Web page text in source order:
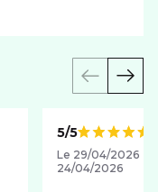
Note de
5/5
Le 29/04/2026 -
24/04/2026